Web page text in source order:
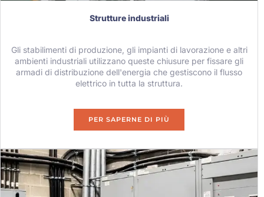
Strutture industriali
Gli stabilimenti di produzione, gli impianti di lavorazione e altri
ambienti industriali utilizzano queste chiusure per fissare gli
armadi di distribuzione dell'energia che gestiscono il flusso
elettrico in tutta la struttura.
PER SAPERNE DI PIÙ